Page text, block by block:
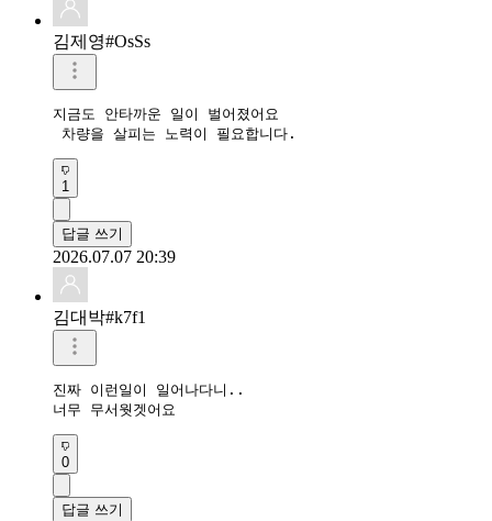
김제영#OsSs
지금도 안타까운 일이 벌어졌어요
차량을 살피는 노력이 필요합니다.
1
답글 쓰기
2026.07.07 20:39
김대박#k7f1
진짜 이런일이 일어나다니..
너무 무서웟겟어요
0
답글 쓰기